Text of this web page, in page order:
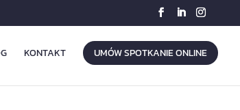
KONTAKT UMÓW SPOTKANIE ONLINE